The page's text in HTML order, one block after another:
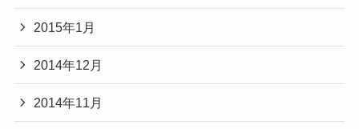
2015年1月
2014年12月
2014年11月